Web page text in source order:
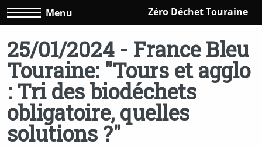
Menu Zéro Déchet Touraine
25/01/2024 - France Bleu
Touraine: "Tours et agglo
: Tri des biodéchets
obligatoire, quelles
solutions ?"